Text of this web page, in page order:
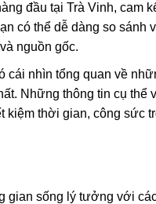
đầu tại Trà Vinh, cam
có thể dễ dàng so
nguồn gốc.
nhìn tổng quan về
Những thông tin cụ
thời gian, công sức
gian sống lý tưởng với